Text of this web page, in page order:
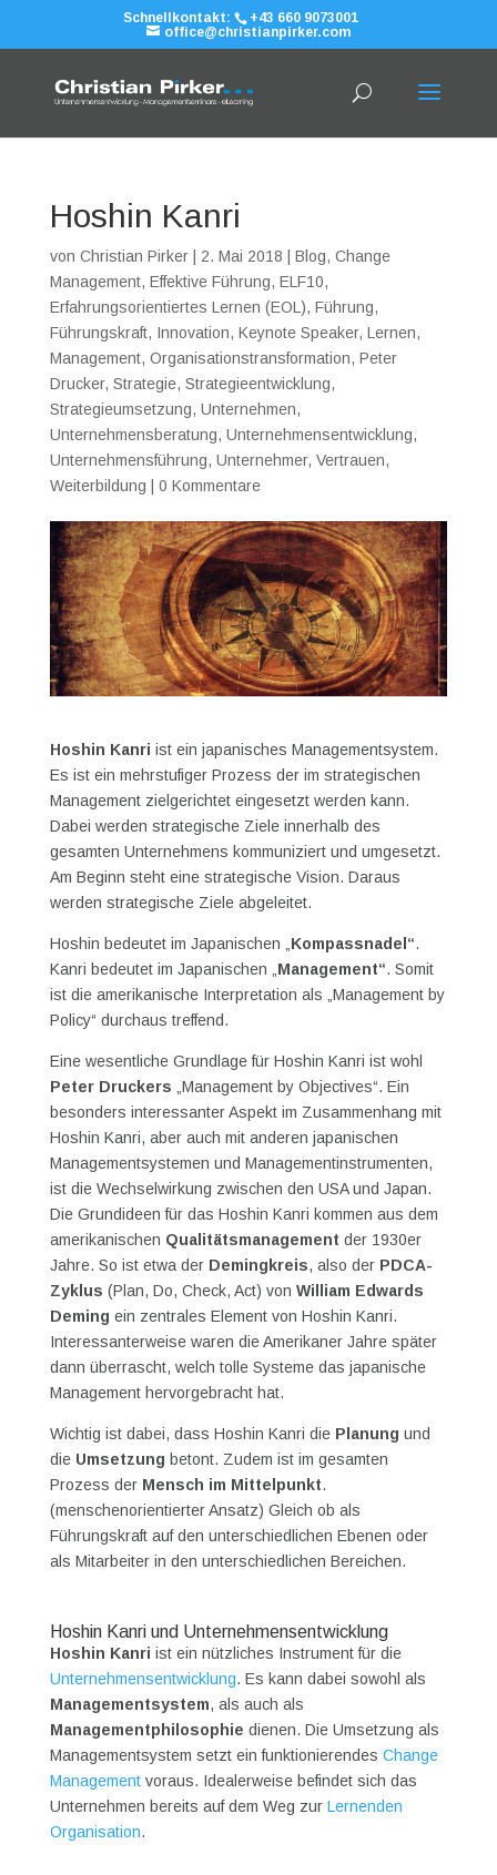
Schnellkontakt:
+43 660 9073001
office@christianpirker.com
Hoshin Kanri
von Christian Pirker| 2. Mai 2018 Blog, Change
Management, Effektive Führung, ELF10,
Erfahrungsorientiertes Lernen (EOL), Führung,
Führungskraft, Innovation, Keynote Speaker, Lernen,
Management, Organisationstransformation, Peter
Drucker, Strategie, Strategieentwicklung,
Strategieumsetzung, Unternehmen,
Unternehmensberatung, Unternehmensentwicklung,
Unternehmensführung, Unternehmer, Vertrauen,
Weiterbildung
0 Kommentare
Hoshin Kanri ist ein japanisches Managementsystem.
Es ist ein mehrstufiger Prozess der im strategischen
Management zielgerichtet eingesetzt werden kann.
Dabei werden strategische Ziele innerhalb des
gesamten Unternehmens kommuniziert und umgesetzt.
Am Beginn steht eine strategische Vision. Daraus
werden strategische Ziele abgeleitet.
Hoshin bedeutet im Japanischen „ Kompassnadel“.
Kanri bedeutet im Japanischen „ Management“. Somit
ist die amerikanische Interpretation als „Management by
Policy“ durchaus treffend.
Eine wesentliche Grundlage für Hoshin Kanri ist wohl
Peter Druckers „Management by Objectives“. Ein
besonders interessanter Aspekt im Zusammenhang mit
Hoshin Kanri, aber auch mit anderen japanischen
Managementsystemen und Managementinstrumenten,
ist die Wechselwirkung zwischen den USA und Japan.
Die Grundideen für das Hoshin Kanri kommen aus dem
amerikanischen Qualitätsmanagement der 1930er
Jahre. So ist etwa der Demingkreis, also der PDCA-
Zyklus (Plan, Do, Check, Act) von William Edwards
Deming ein zentrales Element von Hoshin Kanri.
Interessanterweise waren die Amerikaner Jahre später
dann überrascht, welch tolle Systeme das japanische
Management hervorgebracht hat.
Wichtig ist dabei, dass Hoshin Kanri die Planung und
die Umsetzung betont. Zudem ist im gesamten
Prozess der Mensch im Mittelpunkt.
(menschenorientierter Ansatz) Gleich ob als
Führungskraft auf den unterschiedlichen Ebenen oder
als Mitarbeiter in den unterschiedlichen Bereichen.
Hoshin Kanri und Unternehmensentwicklung
Hoshin Kanri ist ein nützliches Instrument für die
Unternehmensentwicklung. Es kann dabei sowohl als
Managementsystem, als auch als
Managementphilosophie dienen. Die Umsetzung als
Managementsystem setzt ein funktionierendes Change
Managementvoraus. Idealerweise befindet sich das
Unternehmen bereits auf dem Weg zur Lernenden
Organisation.